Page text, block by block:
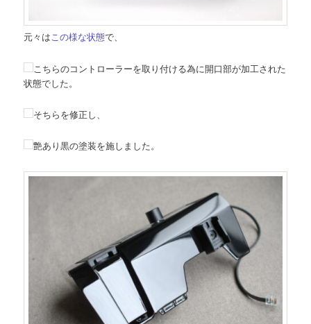
元々はこの様な状態で、
こちらのコントローラーを取り付ける為に開口部が加工された
状態でした。
そちらを修正し、
艶あり黒の塗装を施しました。